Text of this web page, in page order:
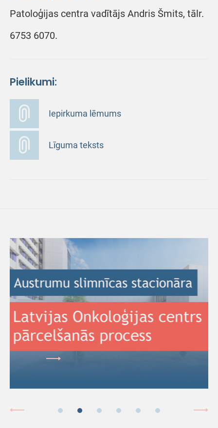
Patoloģijas centra vadītājs Andris Šmits, tālr.
6753 6070.
Pielikumi:
Iepirkuma lēmums
Līguma teksts